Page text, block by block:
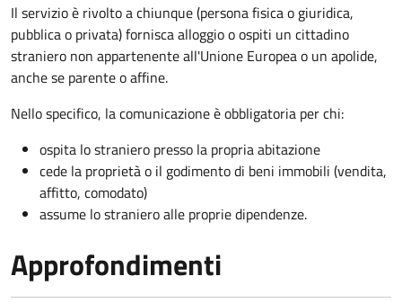
Il servizio è rivolto a chiunque (persona fisica o giuridica,
pubblica o privata) fornisca alloggio o ospiti un cittadino
straniero non appartenente all'Unione Europea o un apolide,
anche se parente o affine.
Nello specifico, la comunicazione è obbligatoria per chi:
ospita lo straniero presso la propria abitazione
cede la proprietà o il godimento di beni immobili (vendita,
affitto, comodato)
assume lo straniero alle proprie dipendenze.
Approfondimenti